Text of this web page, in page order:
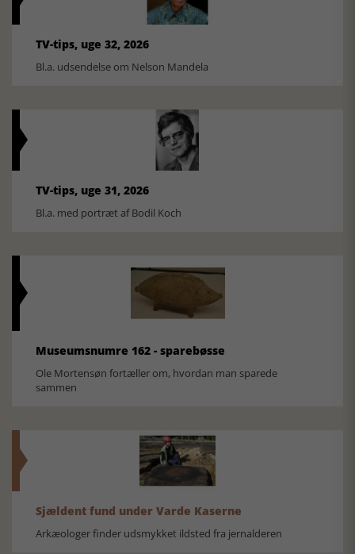
TV-tips, uge 32, 2026
Bl.a. udsendelse om Nelson Mandela
TV-tips, uge 31, 2026
Bl.a. med portræt af Bodil Koch
Museumsnumre 162 - sparebøsse
Ole Mortensøn fortæller om, hvordan man sparede
sammen
Sjældent fund under Varde Kaserne
Arkæologer finder udsmykket ildsted fra jernalderen